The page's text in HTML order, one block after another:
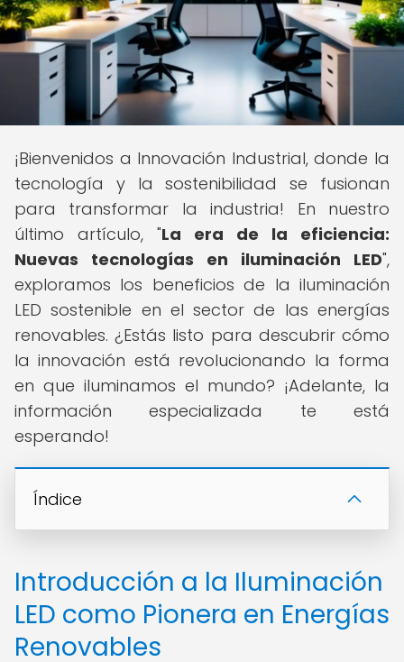
¡Bienvenidos a Innovación Industrial, donde la
tecnología y la sostenibilidad se fusionan
para transformar la industria! En nuestro
último artículo, "La era de la eficiencia:
Nuevas tecnologías en iluminación LED",
exploramos los beneficios de la iluminación
LED sostenible en el sector de las energías
renovables. ¿Estás listo para descubrir cómo
la innovación está revolucionando la forma
en que iluminamos el mundo? ¡Adelante, la
información especializada te está
esperando!
Índice
Introducción a la Iluminación
LED como Pionera en Energías
Renovables